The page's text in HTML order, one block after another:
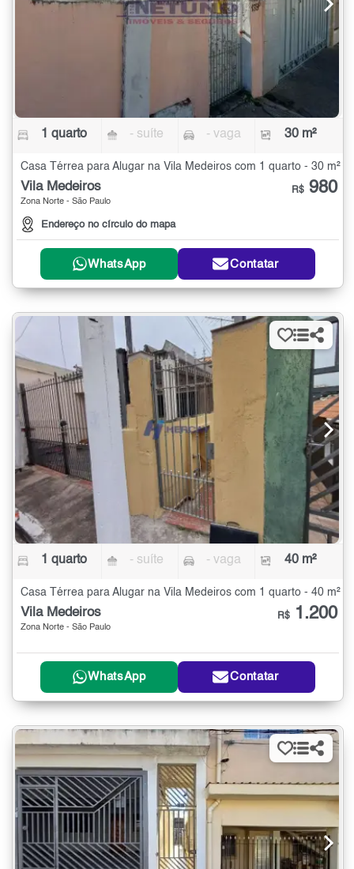
1 quarto - suíte - vaga 30 m²
Casa Térrea para Alugar na Vila Medeiros com 1 quarto - 30 m²
Vila Medeiros
Zona Norte - São Paulo
Endereço no círculo do mapa
R$ 980
WhatsApp Contatar
1 quarto - suíte - vaga 40 m²
Casa Térrea para Alugar na Vila Medeiros com 1 quarto - 40 m²
Vila Medeiros
Zona Norte - São Paulo
R$ 1.200
WhatsApp Contatar